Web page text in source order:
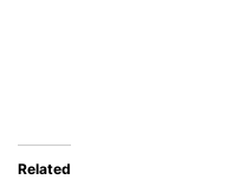
Related